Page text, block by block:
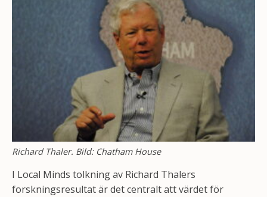
Richard Thaler. Bild: Chatham House
I Local Minds tolkning av Richard Thalers
forskningsresultat är det centralt att värdet för